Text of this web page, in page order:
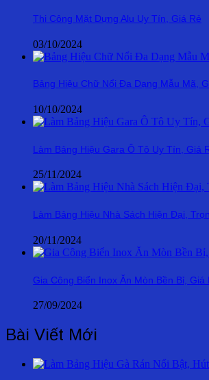
Thi Công Mặt Dựng Alu Uy Tín, Giá Rẻ
03/10/2024
Bảng Hiệu Chữ Nổi Đa Dạng Mẫu Mã,
10/10/2024
Làm Bảng Hiệu Gara Ô Tô Uy Tín, Giá
25/11/2024
Làm Bảng Hiệu Nhà Sách Hiện Đại,
20/11/2024
Gia Công Biển Inox Ăn Mòn Bền Bỉ, Giá
27/09/2024
Bài Viết Mới